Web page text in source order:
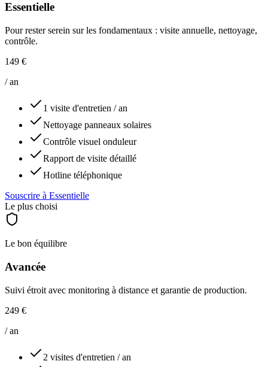
Essentielle
Pour rester serein sur les fondamentaux : visite annuelle, nettoyage,
contrôle.
149 €
/ an
1 visite d'entretien / an
Nettoyage panneaux solaires
Contrôle visuel onduleur
Rapport de visite détaillé
Hotline téléphonique
Souscrire à Essentielle
Le plus choisi
Le bon équilibre
Avancée
Suivi étroit avec monitoring à distance et garantie de production.
249 €
/ an
2 visites d'entretien / an